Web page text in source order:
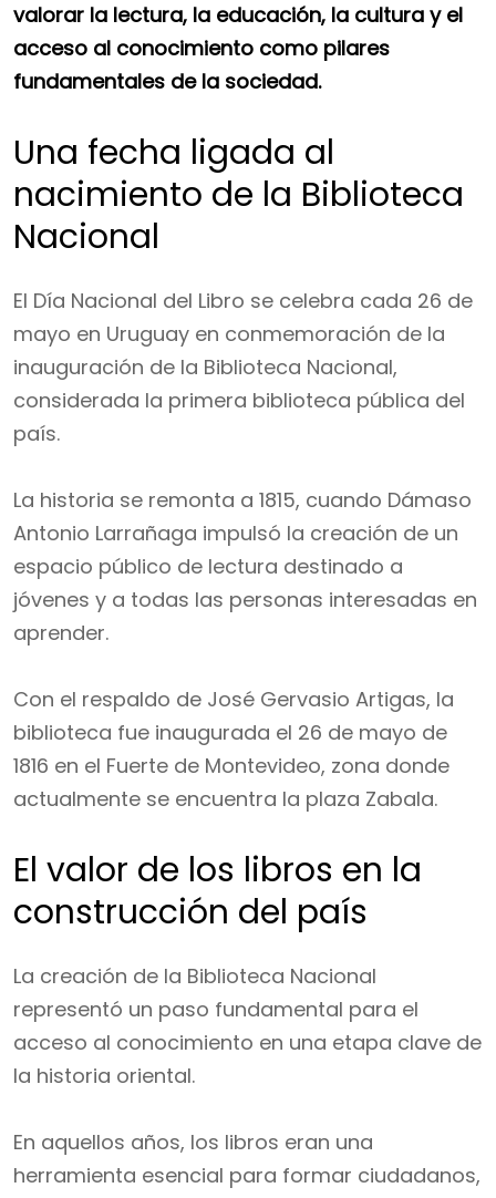
valorar la lectura, la educación, la cultura y el
acceso al conocimiento como pilares
fundamentales de la sociedad.
Una fecha ligada al
nacimiento de la Biblioteca
Nacional
El Día Nacional del Libro se celebra cada 26 de
mayo en Uruguay en conmemoración de la
inauguración de la Biblioteca Nacional,
considerada la primera biblioteca pública del
país.
La historia se remonta a 1815, cuando Dámaso
Antonio Larrañaga impulsó la creación de un
espacio público de lectura destinado a
jóvenes y a todas las personas interesadas en
aprender.
Con el respaldo de José Gervasio Artigas, la
biblioteca fue inaugurada el 26 de mayo de
1816 en el Fuerte de Montevideo, zona donde
actualmente se encuentra la plaza Zabala.
El valor de los libros en la
construcción del país
La creación de la Biblioteca Nacional
representó un paso fundamental para el
acceso al conocimiento en una etapa clave de
la historia oriental.
En aquellos años, los libros eran una
herramienta esencial para formar ciudadanos,